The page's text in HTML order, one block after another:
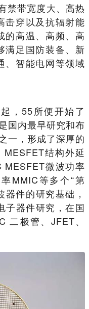
禁带宽度大、高热
击穿以及抗辐射能
的高温、高频、高
满足国防装备、新
、智能电网等领域
，55所便开始了
国内最早研究和布
一，形成了深厚的
结构外延
MESFET微波功率
MMIC等多个“第
件的研究基础，
子器件研究，在国
二极管、JFET、